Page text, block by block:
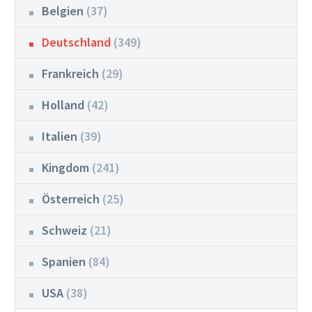
Belgien (37)
Deutschland (349)
Frankreich (29)
Holland (42)
Italien (39)
Kingdom (241)
Österreich (25)
Schweiz (21)
Spanien (84)
USA (38)